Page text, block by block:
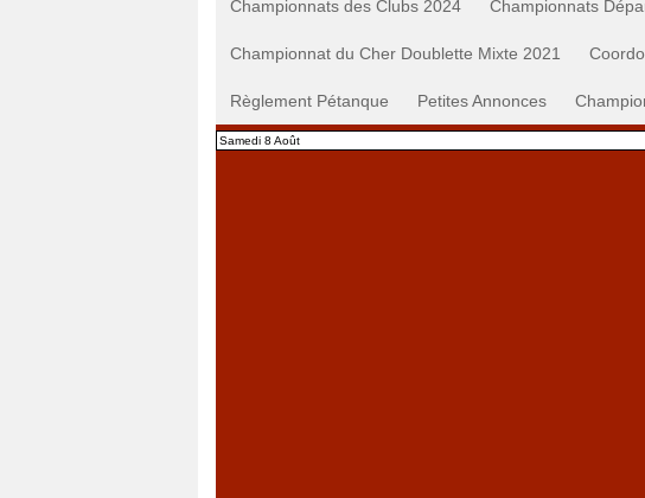
Championnats des Clubs 2024 Championnats
Championnat du Cher Doublette Mixte 2021
Règlement Pétanque Petites Annonces
Samedi 8 Août